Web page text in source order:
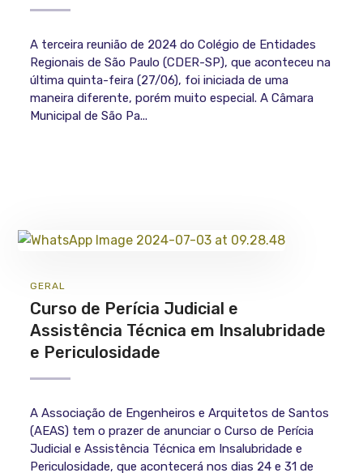
A terceira reunião de 2024 do Colégio de Entidades
Regionais de São Paulo (CDER-SP), que aconteceu na
última quinta-feira (27/06), foi iniciada de uma
maneira diferente, porém muito especial. A Câmara
Municipal de São Pa...
GERAL
Curso de Perícia Judicial e
Assistência Técnica em Insalubridade
e Periculosidade
A Associação de Engenheiros e Arquitetos de Santos
(AEAS) tem o prazer de anunciar o Curso de Perícia
Judicial e Assistência Técnica em Insalubridade e
Periculosidade, que acontecerá nos dias 24 e 31 de